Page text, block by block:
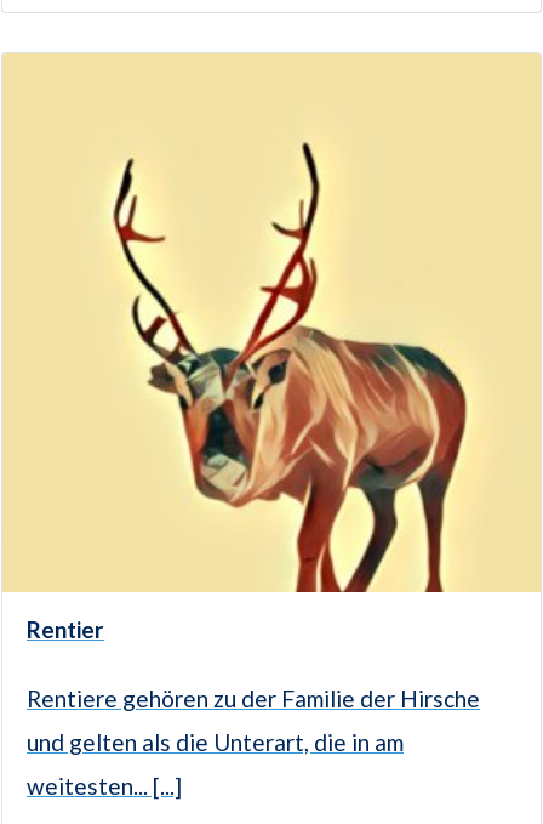
Rentier
Rentiere gehören zu der Familie der Hirsche
und gelten als die Unterart, die in am
weitesten... [...]